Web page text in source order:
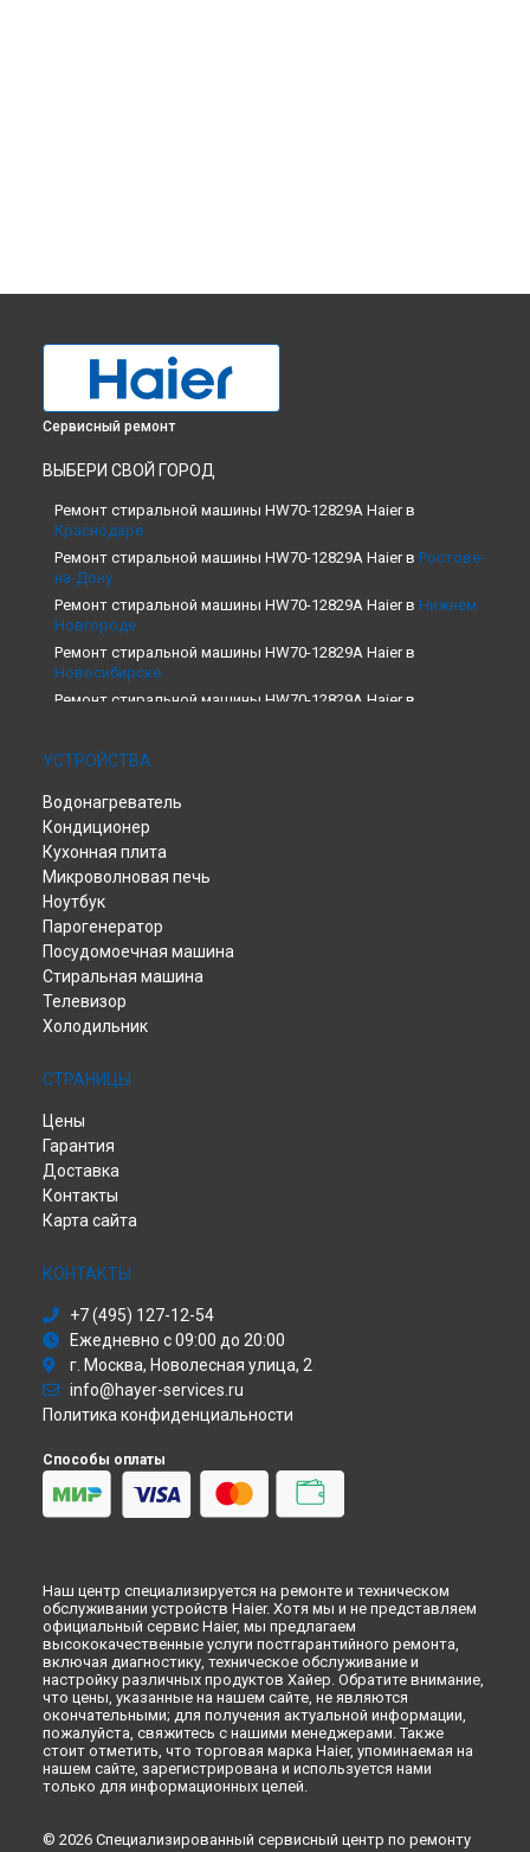
Сервисный ремонт
ВЫБЕРИ СВОЙ ГОРОД
Ремонт стиральной машины HW70-12829A Haier в
Краснодаре
Ремонт стиральной машины HW70-12829A Haier в Ростове-
на-Дону
Ремонт стиральной машины HW70-12829A Haier в Нижнем
Новгороде
Ремонт стиральной машины HW70-12829A Haier в
Новосибирске
Ремонт стиральной машины HW70-12829A Haier в
Ремонт стиральной машины HW70-12829A Haier в
Ремонт стиральной машины HW70-12829A Haier в
Петербурге
УСТРОЙСТВА
Водонагреватель
Кондиционер
Кухонная плита
Микроволновая печь
Ноутбук
Парогенератор
Посудомоечная машина
Стиральная машина
Телевизор
Холодильник
СТРАНИЦЫ
Цены
Гарантия
Доставка
Контакты
Карта сайта
КОНТАКТЫ
+7 (495) 127-12-54
Ежедневно с 09:00 до 20:00
г. Москва, Новолесная улица, 2
info@hayer-services.ru
Политика конфиденциальности
Способы оплаты
Наш центр специализируется на ремонте и техническом
обслуживании устройств Haier. Хотя мы и не представляем
официальный сервис Haier, мы предлагаем
высококачественные услуги постгарантийного ремонта,
включая диагностику, техническое обслуживание и
настройку различных продуктов Хайер. Обратите внимание,
что цены, указанные на нашем сайте, не являются
окончательными; для получения актуальной информации,
пожалуйста, свяжитесь с нашими менеджерами. Также
стоит отметить, что торговая марка Haier, упоминаемая на
нашем сайте, зарегистрирована и используется нами
только для информационных целей.
© 2026 Специализированный сервисный центр по ремонту